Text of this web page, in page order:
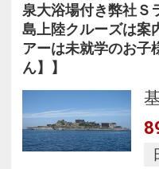
泉大浴場付き弊社Ｓ
島上陸クルーズは
アーは未就学のお子
ん】】